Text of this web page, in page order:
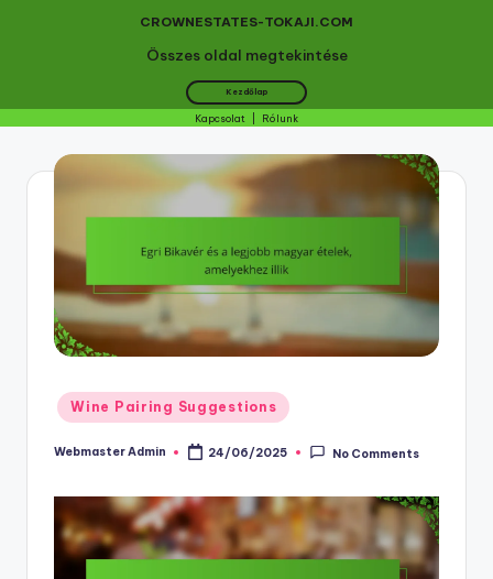
Összes oldal megtekintése
CROWNESTATES-TOKAJI.COM
Kezdőlap
Kapcsolat Rólunk
Posted
in
Wine Pairing Suggestions
Posted
Webmaster Admin 24/06/2025 No Comments